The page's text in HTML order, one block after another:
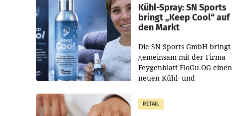
Kühl-Spray: SN Sports
bringt „Keep Cool“ auf
den Markt
Die SN Sports GmbH bringt
gemeinsam mit der Firma
Feygenblatt FloGu OG einen
neuen Kühl- und
Markt. Das Produkt namens
„Keep Cool“ ist zu 100 Prozent
RETAIL